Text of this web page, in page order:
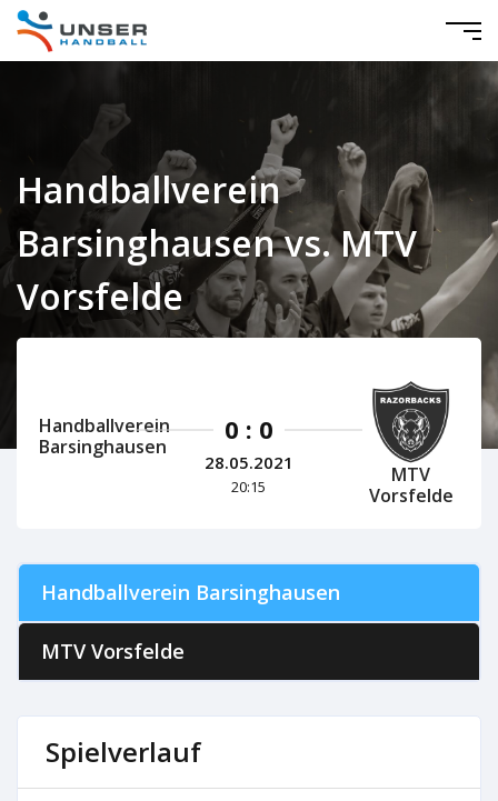
Handballverein
Barsinghausen vs. MTV
Vorsfelde
Handballverein
Barsinghausen
0 : 0
28.05.2021
20:15
MTV
Vorsfelde
Handballverein Barsinghausen
MTV Vorsfelde
Spielverlauf